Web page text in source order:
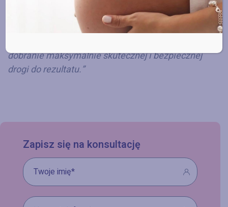
„Leczenie niepłodności to zawsze praca
dobranie maksymalnie skutecznej i bezpiecznej
drogi do rezultatu.”
Zapisz się na konsultację